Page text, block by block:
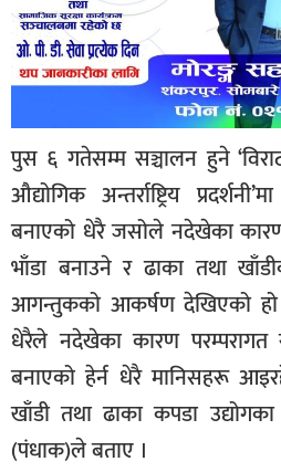
पुस ६ गतेसम्म सञ्चालन हुने
औद्योगिक अन्तर्राष्ट्रिय
बनाएको धेरै जसोले नदेखेका कारण
भाँडा बनाउने र ढाका तथा
आगन्तुकको आकर्षण देखिएको
धेरैले नदेखेका कारण परम्परागत
बनाएको हेर्न धेरै मानिसहरू
खाँडी तथा ढाका कपडा
(पंधाक)ले बताए ।